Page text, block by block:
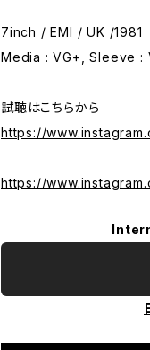
7inch / EMI / UK /1981
Media : VG+, Sleeve :
試聴はこちらから
https://
https://